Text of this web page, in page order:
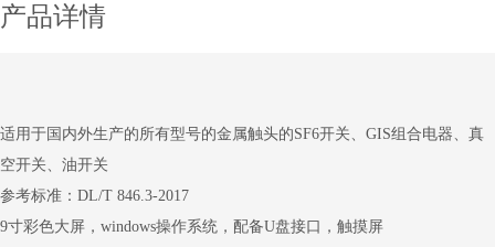
产品详情
适用于国内外生产的所有型号的金属触头的SF6开关、GIS组合电器、真
空开关、油开关
参考标准：DL/T 846.3-2017
9寸彩色大屏，windows操作系统，配备U盘接口，触摸屏